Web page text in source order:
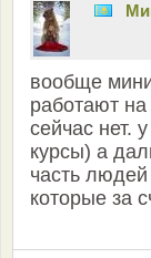
вообще
работают
сейчас нет.
курсы) а
часть
которые за